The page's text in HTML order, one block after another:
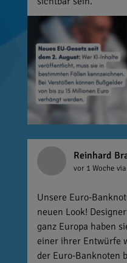
Reinhard
vor 1 Woche
Unsere Euro-
neuen Look!
ganz Europa haben
einer ihrer Entwürfe
der Euro-Banknoten